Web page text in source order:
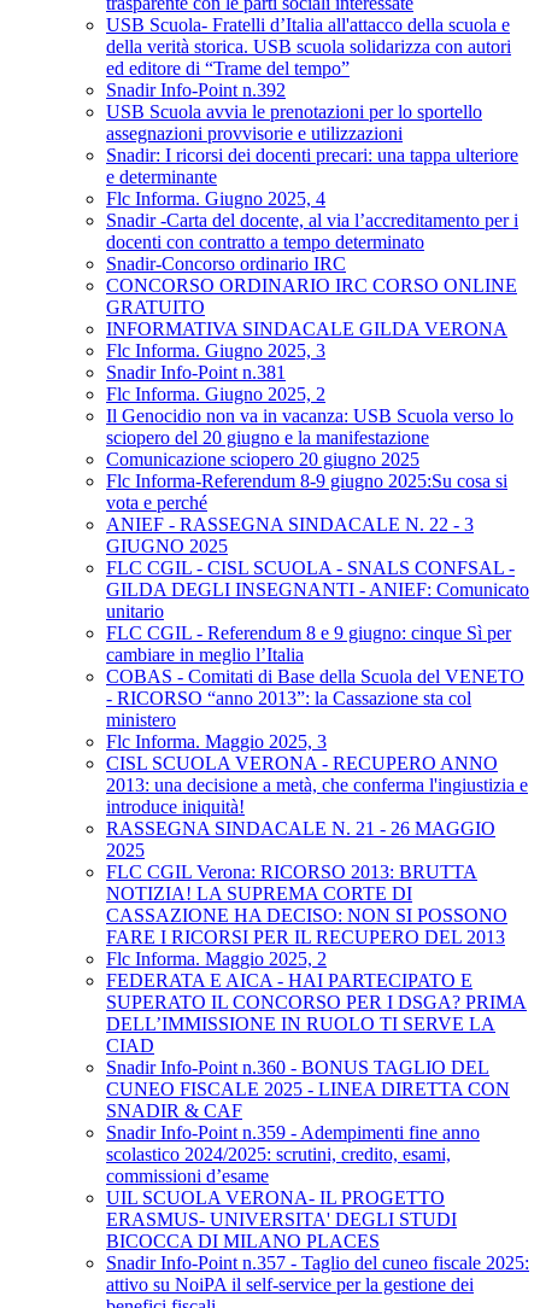
USB Scuola- Fratelli d’Italia all'attacco della scuola e
della verità storica. USB scuola solidarizza con autori
ed editore di “Trame del tempo”
Snadir Info-Point n.392
USB Scuola avvia le prenotazioni per lo sportello
assegnazioni provvisorie e utilizzazioni
Snadir: I ricorsi dei docenti precari: una tappa ulteriore
e determinante
Flc Informa. Giugno 2025, 4
Snadir -Carta del docente, al via l’accreditamento per i
docenti con contratto a tempo determinato
Snadir-Concorso ordinario IRC
CONCORSO ORDINARIO IRC CORSO ONLINE
GRATUITO
INFORMATIVA SINDACALE GILDA VERONA
Flc Informa. Giugno 2025, 3
Snadir Info-Point n.381
Flc Informa. Giugno 2025, 2
Il Genocidio non va in vacanza: USB Scuola verso lo
sciopero del 20 giugno e la manifestazione
Comunicazione sciopero 20 giugno 2025
Flc Informa-Referendum 8-9 giugno 2025:Su cosa si
vota e perché
ANIEF - RASSEGNA SINDACALE N. 22 - 3
GIUGNO 2025
FLC CGIL - CISL SCUOLA - SNALS CONFSAL -
GILDA DEGLI INSEGNANTI - ANIEF: Comunicato
unitario
FLC CGIL - Referendum 8 e 9 giugno: cinque Sì per
cambiare in meglio l’Italia
COBAS - Comitati di Base della Scuola del VENETO
- RICORSO “anno 2013”: la Cassazione sta col
ministero
Flc Informa. Maggio 2025, 3
CISL SCUOLA VERONA - RECUPERO ANNO
2013: una decisione a metà, che conferma l'ingiustizia e
introduce iniquità!
RASSEGNA SINDACALE N. 21 - 26 MAGGIO
2025
FLC CGIL Verona: RICORSO 2013: BRUTTA
NOTIZIA! LA SUPREMA CORTE DI
CASSAZIONE HA DECISO: NON SI POSSONO
FARE I RICORSI PER IL RECUPERO DEL 2013
Flc Informa. Maggio 2025, 2
FEDERATA E AICA - HAI PARTECIPATO E
SUPERATO IL CONCORSO PER I DSGA? PRIMA
DELL’IMMISSIONE IN RUOLO TI SERVE LA
CIAD
Snadir Info-Point n.360 - BONUS TAGLIO DEL
CUNEO FISCALE 2025 - LINEA DIRETTA CON
SNADIR & CAF
Snadir Info-Point n.359 - Adempimenti fine anno
scolastico 2024/2025: scrutini, credito, esami,
commissioni d’esame
UIL SCUOLA VERONA- IL PROGETTO
ERASMUS- UNIVERSITA' DEGLI STUDI
BICOCCA DI MILANO PLACES
Snadir Info-Point n.357 - Taglio del cuneo fiscale 2025:
attivo su NoiPA il self-service per la gestione dei